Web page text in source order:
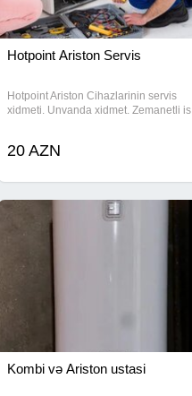
Hotpoint Ariston Servis
Hotpoint Ariston Cihazlarinin servis
xidmeti. Unvanda xidmet. Zemanetli is
20 AZN
Kombi və Ariston ustasi